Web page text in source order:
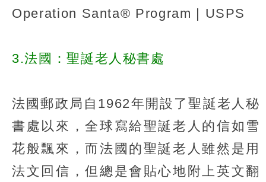
Operation Santa® Program | USPS
3.法國：聖誕老人秘書處
法國郵政局自1962年開設了聖誕老人秘
書處以來，全球寫給聖誕老人的信如雪
花般飄來，而法國的聖誕老人雖然是用
法文回信，但總是會貼心地附上英文翻